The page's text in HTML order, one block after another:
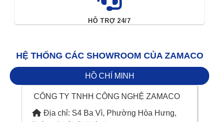
HỖ TRỢ 24/7
HỆ THỐNG CÁC SHOWROOM CỦA ZAMACO
HỒ CHÍ MINH
CÔNG TY TNHH CÔNG NGHỆ ZAMACO
Địa chỉ: S4 Ba Vì, Phường Hòa Hưng,